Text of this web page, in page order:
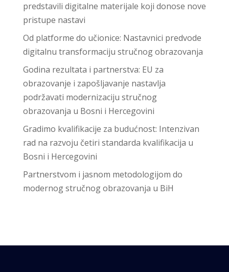
predstavili digitalne materijale koji donose nove
pristupe nastavi
Od platforme do učionice: Nastavnici predvode
digitalnu transformaciju stručnog obrazovanja
Godina rezultata i partnerstva: EU za
obrazovanje i zapošljavanje nastavlja
podržavati modernizaciju stručnog
obrazovanja u Bosni i Hercegovini
Gradimo kvalifikacije za budućnost: Intenzivan
rad na razvoju četiri standarda kvalifikacija u
Bosni i Hercegovini
Partnerstvom i jasnom metodologijom do
modernog stručnog obrazovanja u BiH